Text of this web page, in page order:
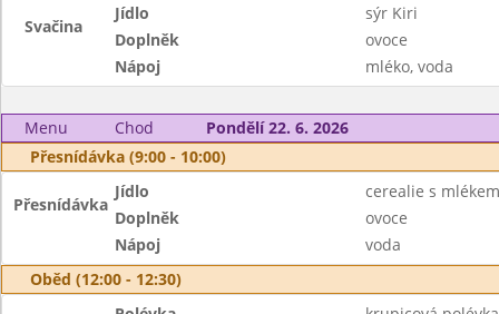
Svačina
Jídlo
sýr Kiri
Doplněk
ovoce
Nápoj
mléko, voda
Menu Chod
Pondělí 22. 6. 2026
Přesnídávka (9:00 - 10:00)
Přesnídávka
Jídlo
cerealie s mlékem
Doplněk
ovoce
Nápoj
voda
Oběd (12:00 - 12:30)